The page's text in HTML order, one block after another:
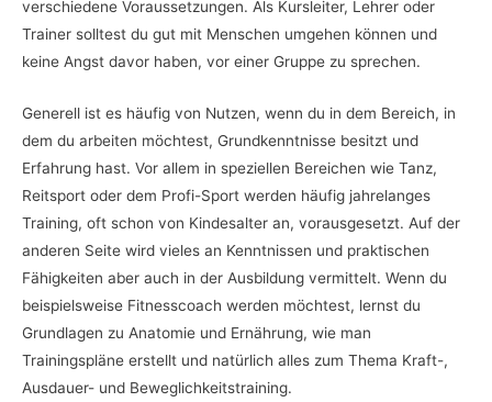
verschiedene Voraussetzungen. Als Kursleiter, Lehrer oder
Trainer solltest du gut mit Menschen umgehen können und
keine Angst davor haben, vor einer Gruppe zu sprechen.
Generell ist es häufig von Nutzen, wenn du in dem Bereich, in
dem du arbeiten möchtest, Grundkenntnisse besitzt und
Erfahrung hast. Vor allem in speziellen Bereichen wie Tanz,
Reitsport oder dem Profi-Sport werden häufig jahrelanges
Training, oft schon von Kindesalter an, vorausgesetzt. Auf der
anderen Seite wird vieles an Kenntnissen und praktischen
Fähigkeiten aber auch in der Ausbildung vermittelt. Wenn du
beispielsweise Fitnesscoach werden möchtest, lernst du
Grundlagen zu Anatomie und Ernährung, wie man
Trainingspläne erstellt und natürlich alles zum Thema Kraft-,
Ausdauer- und Beweglichkeitstraining.